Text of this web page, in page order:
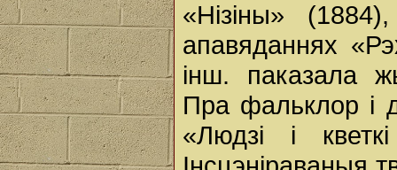
«Нізіны»
апавяданнях
інш. паказала
Пра фальклор і
«Людзі і